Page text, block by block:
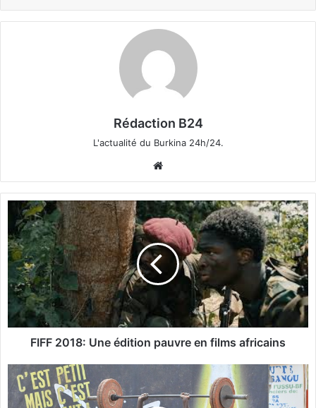
Rédaction B24
L'actualité du Burkina 24h/24.
bsi
te
F
F
0
:
e
FIFF 2018: Une édition pauvre en films africains
C